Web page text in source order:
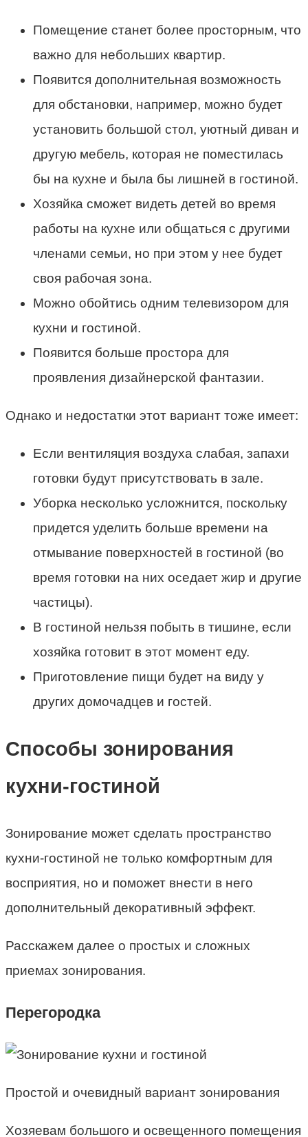
Помещение станет более просторным, что
важно для небольших квартир.
Появится дополнительная возможность
для обстановки, например, можно будет
установить большой стол, уютный диван и
другую мебель, которая не поместилась
бы на кухне и была бы лишней в гостиной.
Хозяйка сможет видеть детей во время
работы на кухне или общаться с другими
членами семьи, но при этом у нее будет
своя рабочая зона.
Можно обойтись одним телевизором для
кухни и гостиной.
Появится больше простора для
проявления дизайнерской фантазии.
Однако и недостатки этот вариант тоже имеет:
Если вентиляция воздуха слабая, запахи
готовки будут присутствовать в зале.
Уборка несколько усложнится, поскольку
придется уделить больше времени на
отмывание поверхностей в гостиной (во
время готовки на них оседает жир и другие
частицы).
В гостиной нельзя побыть в тишине, если
хозяйка готовит в этот момент еду.
Приготовление пищи будет на виду у
других домочадцев и гостей.
Способы зонирования
кухни-гостиной
Зонирование может сделать пространство
кухни-гостиной не только комфортным для
восприятия, но и поможет внести в него
дополнительный декоративный эффект.
Расскажем далее о простых и сложных
приемах зонирования.
Перегородка
Простой и очевидный вариант зонирования
Хозяевам большого и освещенного помещения